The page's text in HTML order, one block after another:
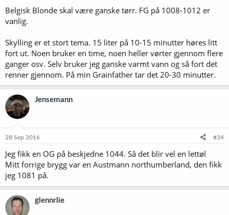
Belgisk Blonde skal være ganske tørr. FG på 1008-1012 er
vanlig.
Skylling er et stort tema. 15 liter på 10-15 minutter høres litt
fort ut. Noen bruker en time, noen heller vørter gjennom flere
ganger osv. Selv bruker jeg ganske varmt vann og så fort det
renner gjennom. På min Grainfather tar det 20-30 minutter.
Jensemann
28 Sep 2016 #34
Jeg fikk en OG på beskjedne 1044. Så det blir vel en lettøl
Mitt forrige brygg var en Austmann northumberland, den fikk
jeg 1081 på.
glennrlie